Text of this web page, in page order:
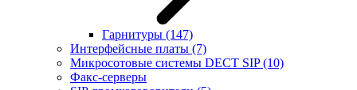
Гарнитуры (147)
Интерфейсные платы (7)
Микросотовые системы DECT SIP(10)
Факс-серверы